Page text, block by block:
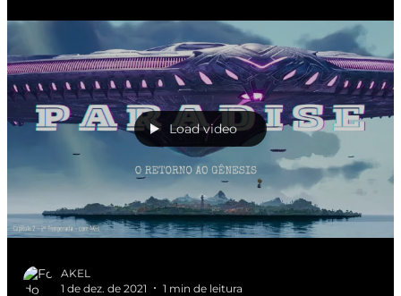
Load video
AKEL
1 de dez. de 2021
1 min de leitura